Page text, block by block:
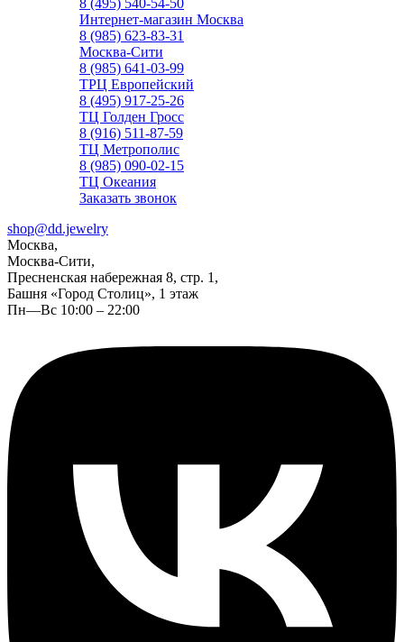
8 (495) 540-54-50
Интернет-магазин Москва
8 (985) 623-83-31
Москва-Сити
8 (985) 641-03-99
ТРЦ Европейский
8 (495) 917-25-26
ТЦ Голден Гросс
8 (916) 511-87-59
ТЦ Метрополис
8 (985) 090-02-15
ТЦ Океания
Заказать звонок
shop@dd.jewelry
Москва,
Москва-Сити,
Пресненская набережная 8, стр. 1,
Башня «Город Столиц», 1 этаж
Пн—Вс 10:00 – 22:00